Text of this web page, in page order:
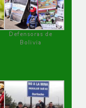
Defensoras de
Bolivia